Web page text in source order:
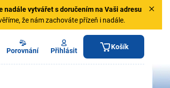
nadále vytvářet s doručením na Vaši adresu
že nám zachováte přízeň i nadále.
Porovnání Přihlásit Košík